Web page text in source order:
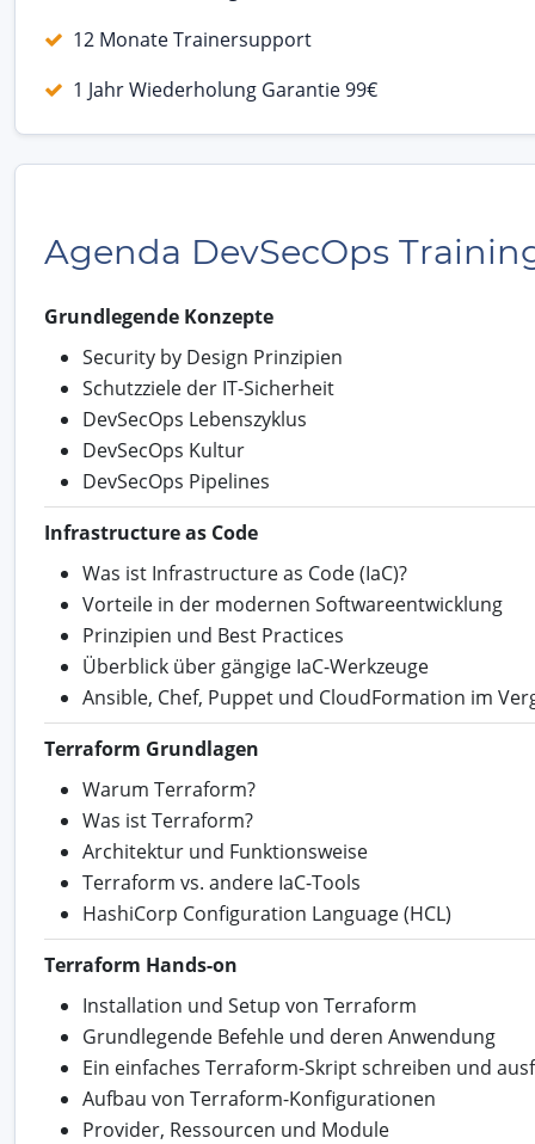
12 Monate Trainersupport
1 Jahr Wiederholung Garantie 99€
Agenda DevSecOps
Grundlegende Konzepte
Security by Design Prinzipien
Schutzziele der IT-Sicherheit
DevSecOps Lebenszyklus
DevSecOps Kultur
DevSecOps Pipelines
Infrastructure as Code
Was ist Infrastructure as Code (IaC)?
Vorteile in der modernen Softwareentwicklung
Prinzipien und Best Practices
Überblick über gängige IaC-Werkzeuge
Ansible, Chef, Puppet und CloudFormation im
Terraform Grundlagen
Warum Terraform?
Was ist Terraform?
Architektur und Funktionsweise
Terraform vs. andere IaC-Tools
HashiCorp Configuration Language (HCL)
Terraform Hands-on
Installation und Setup von Terraform
Grundlegende Befehle und deren Anwendung
Ein einfaches Terraform-Skript schreiben und
Aufbau von Terraform-Konfigurationen
Provider, Ressourcen und Module